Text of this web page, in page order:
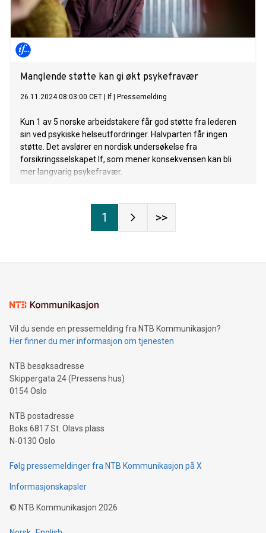
Manglende støtte kan gi økt psykefravær
26.11.2024 08:03:00 CET If Pressemelding
Kun 1 av 5 norske arbeidstakere får god støtte fra lederen
sin ved psykiske helseutfordringer. Halvparten får ingen
støtte. Det avslører en nordisk undersøkelse fra
forsikringsselskapet If, som mener konsekvensen kan bli
mer langvarig psykefravær.
1 >>
Vil du sende en pressemelding fra NTB Kommunikasjon?
Her finner du mer informasjon om tjenesten
NTB besøksadresse
Skippergata 24 (Pressens hus)
0154 Oslo
NTB postadresse
Boks 6817 St. Olavs plass
N-0130 Oslo
Følg pressemeldinger fra NTB Kommunikasjon på X
Informasjonskapsler
© NTB Kommunikasjon 2026